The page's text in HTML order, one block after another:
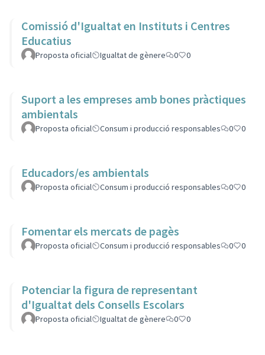
Comissió d'Igualtat en Instituts i Centres
Educatius
Proposta oficial Igualtat de gènere 0 0
Suport a les empreses amb bones pràctiques
ambientals
Proposta oficial Consum i producció responsables 0 0
Educadors/es ambientals
Proposta oficial Consum i producció responsables 0 0
Fomentar els mercats de pagès
Proposta oficial Consum i producció responsables 0 0
Potenciar la figura de representant
d'Igualtat dels Consells Escolars
Proposta oficial Igualtat de gènere 0 0